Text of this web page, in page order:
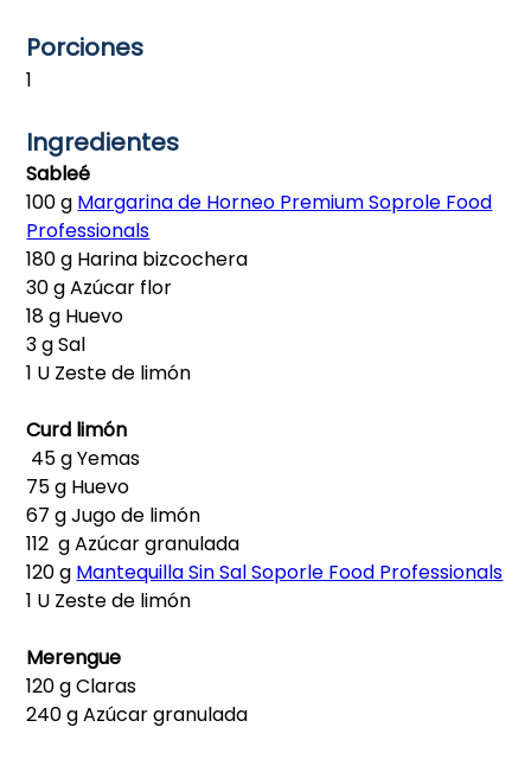
Porciones
1
Ingredientes
Sableé
100 g Margarina de Horneo Premium Soprole Food
Professionals
180 g Harina bizcochera
30 g Azúcar flor
18 g Huevo
3 g Sal
1 U Zeste de limón
Curd limón
45 g Yemas
75 g Huevo
67 g Jugo de limón
112 g Azúcar granulada
120 g Mantequilla Sin Sal Soporle Food Professionals
1 U Zeste de limón
Merengue
120 g Claras
240 g Azúcar granulada